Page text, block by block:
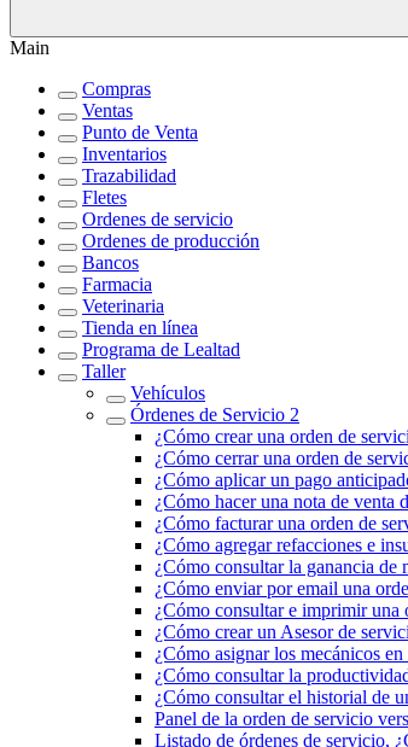
Main
Compras
Ventas
Punto de Venta
Inventarios
Trazabilidad
Fletes
Ordenes de servicio
Ordenes de producción
Bancos
Farmacia
Veterinaria
Tienda en línea
Programa de Lealtad
Taller
Vehículos
Órdenes de Servicio 2
¿Cómo crear una orden de
¿Cómo cerrar una orden de
¿Cómo aplicar un pago
¿Cómo hacer una nota de venta
¿Cómo facturar una orden de
¿Cómo agregar refacciones e
¿Cómo consultar la ganancia de
¿Cómo enviar por email una
¿Cómo consultar e imprimir una
¿Cómo crear un Asesor de
¿Cómo asignar los mecánicos
¿Cómo consultar la
¿Cómo consultar el historial de
Panel de la orden de servicio
Listado de órdenes de servicio,